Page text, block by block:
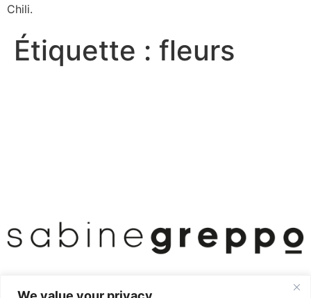
Chili.
Étiquette : fleurs